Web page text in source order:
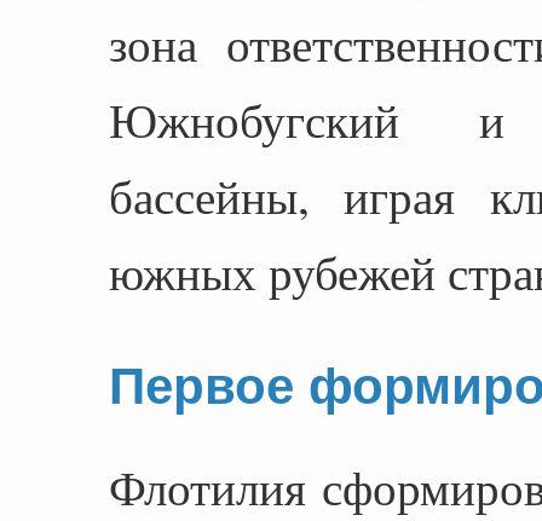
зона
Южнобугский и
бассейны, играя
южных рубежей
Первое
Флотилия